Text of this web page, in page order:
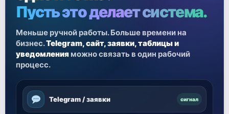
Пусть это делает система.
Меньше ручной работы. Больше времени на
бизнес.Telegram, сайт, заявки, таблицы и
уведомления можно связать в один рабочий
процесс.
Telegram / заявки сигнал